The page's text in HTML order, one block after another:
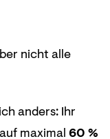
nicht alle
anders: Ihr
maximal 60 %